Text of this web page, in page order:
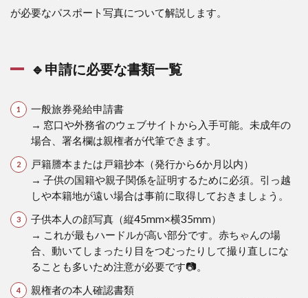
が必要なパスポート写真について解説します。
🔹申請に必要な書類一覧
一般旅券発給申請書
→ 窓口や外務省のウェブサイトから入手可能。未成年の
場合、署名欄は親権者が代筆できます。
戸籍謄本または戸籍抄本（発行から6か月以内）
→ 子供の国籍や親子関係を証明するために必須。引っ越
しや本籍地が遠い場合は事前に取得しておきましょう。
子供本人の顔写真（縦45mm×横35mm）
→ これが最もハードルが高い部分です。赤ちゃんの場
合、動いてしまったり目をつむったりして撮り直しにな
ることも多いため注意が必要です📷。
親権者の本人確認書類